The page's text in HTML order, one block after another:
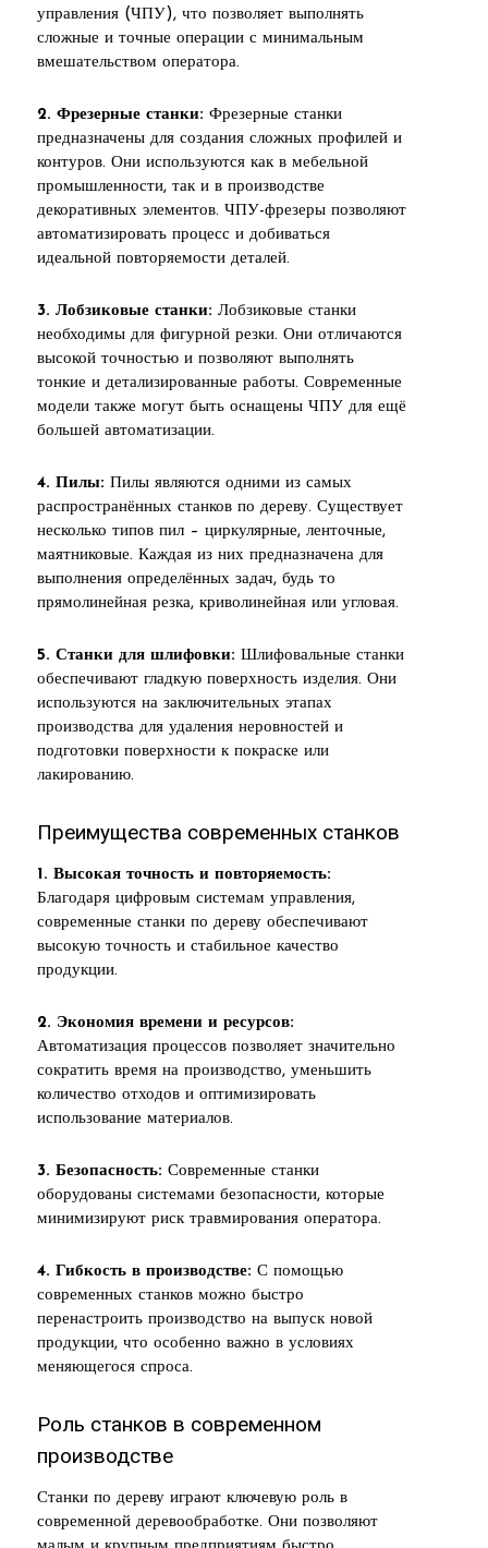
управления (ЧПУ), что позволяет выполнять
сложные и точные операции с минимальным
вмешательством оператора.
2. Фрезерные станки: Фрезерные станки
предназначены для создания сложных профилей и
контуров. Они используются как в мебельной
промышленности, так и в производстве
декоративных элементов. ЧПУ-фрезеры позволяют
автоматизировать процесс и добиваться
идеальной повторяемости деталей.
3. Лобзиковые станки: Лобзиковые станки
необходимы для фигурной резки. Они отличаются
высокой точностью и позволяют выполнять
тонкие и детализированные работы. Современные
модели также могут быть оснащены ЧПУ для ещё
большей автоматизации.
4. Пилы: Пилы являются одними из самых
распространённых станков по дереву. Существует
несколько типов пил – циркулярные, ленточные,
маятниковые. Каждая из них предназначена для
выполнения определённых задач, будь то
прямолинейная резка, криволинейная или угловая.
5. Станки для шлифовки: Шлифовальные станки
обеспечивают гладкую поверхность изделия. Они
используются на заключительных этапах
производства для удаления неровностей и
подготовки поверхности к покраске или
лакированию.
Преимущества современных станков
1. Высокая точность и повторяемость:
Благодаря цифровым системам управления,
современные станки по дереву обеспечивают
высокую точность и стабильное качество
продукции.
2. Экономия времени и ресурсов:
Автоматизация процессов позволяет значительно
сократить время на производство, уменьшить
количество отходов и оптимизировать
использование материалов.
3. Безопасность: Современные станки
оборудованы системами безопасности, которые
минимизируют риск травмирования оператора.
4. Гибкость в производстве: С помощью
современных станков можно быстро
перенастроить производство на выпуск новой
продукции, что особенно важно в условиях
меняющегося спроса.
Роль станков в современном
производстве
Станки по дереву играют ключевую роль в
современной деревообработке. Они позволяют